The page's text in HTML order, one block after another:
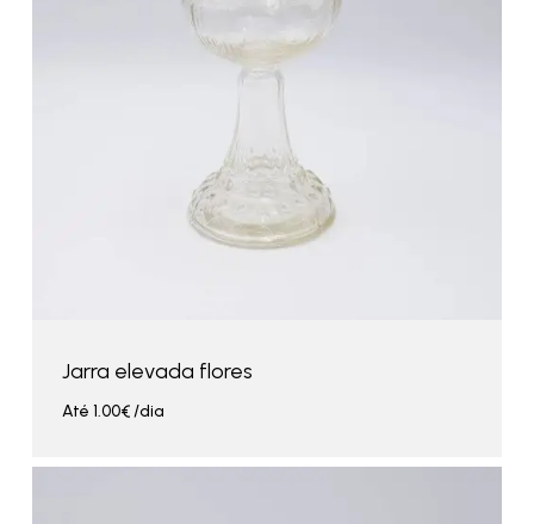
Jarra elevada flores
Até 1.00€/dia